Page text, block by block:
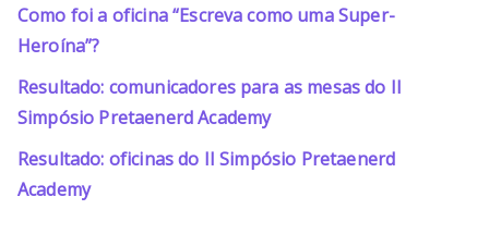
Como foi a oficina “Escreva como uma Super-
Heroína”?
Resultado: comunicadores para as mesas do II
Simpósio Pretaenerd Academy
Resultado: oficinas do II Simpósio Pretaenerd
Academy